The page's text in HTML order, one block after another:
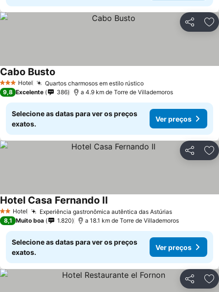
Partilhar
3 EstrelasHotel Quartos charmosos em estilo rústico
Cabo Busto
9,8 Excelente 386 a 4.9 km de Torre de Villademoros
Selecione as datas para ver os preços
exatos.
Ver preços
Partilhar
2 Estrelas
Hotel Experiência gastronômica autêntica das Astúrias
Hotel Casa Fernando II
8,1 Muito boa 1.820 a 18.1 km de Torre de Villademoros
Selecione as datas para ver os preços
exatos.
Ver preços
Partilhar